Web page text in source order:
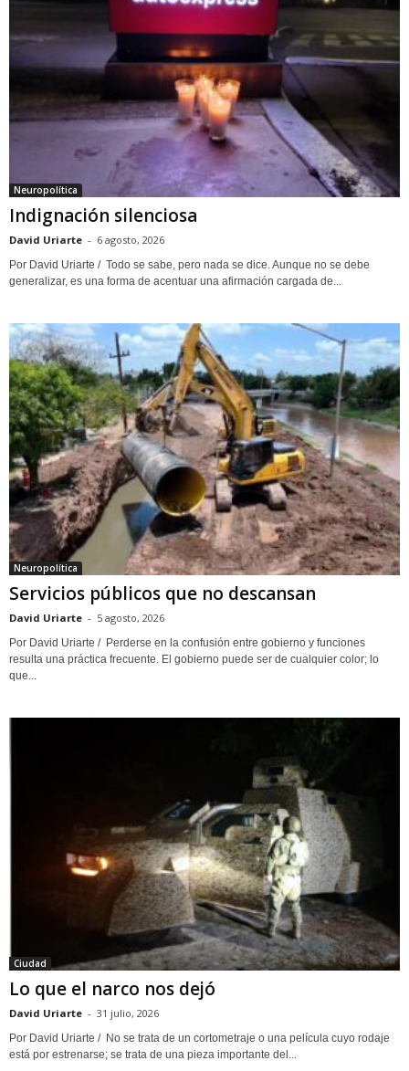
Neuropolítica
Indignación silenciosa
David Uriarte - 6 agosto, 2026
Por David Uriarte / Todo se sabe, pero nada se dice. Aunque no se debe
generalizar, es una forma de acentuar una afirmación cargada de...
Neuropolítica
Servicios públicos que no descansan
David Uriarte - 5 agosto, 2026
Por David Uriarte / Perderse en la confusión entre gobierno y funciones
resulta una práctica frecuente. El gobierno puede ser de cualquier color; lo
que...
Ciudad
Lo que el narco nos dejó
David Uriarte - 31 julio, 2026
Por David Uriarte / No se trata de un cortometraje o una película cuyo rodaje
está por estrenarse; se trata de una pieza importante del...